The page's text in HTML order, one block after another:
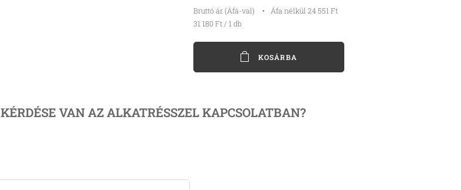
Bruttó ár (Áfá-val)
Áfa nélkül 24 551 Ft
31 180 Ft / 1 db
KOSÁRBA
KÉRDÉSE VAN AZ ALKATRÉSSZELKAPCSOLATBAN?